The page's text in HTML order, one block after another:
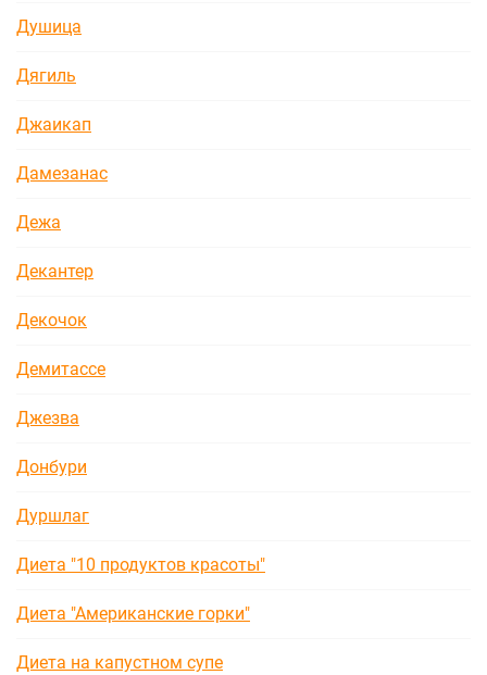
Душица
Дягиль
Джаикап
Дамезанас
Дежа
Декантер
Декочок
Демитассе
Джезва
Донбури
Дуршлаг
Диета "10 продуктов красоты"
Диета "Американские горки"
Диета на капустном супе